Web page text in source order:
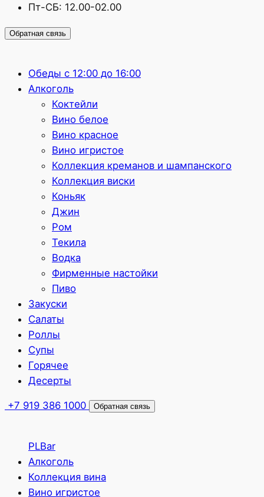
Пт-СБ: 12.00-02.00
Обратная связь
Обеды с 12:00 до 16:00
Алкоголь
Коктейли
Вино белое
Вино красное
Вино игристое
Коллекция креманов и шампанского
Коллекция виски
Коньяк
Джин
Ром
Текила
Водка
Фирменные настойки
Пиво
Закуски
Салаты
Роллы
Супы
Горячее
Десерты
+7 919 386 1000 Обратная связь
PLBar
Алкоголь
Коллекция вина
Вино игристое